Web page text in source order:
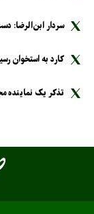
سردار ابن‌الرضا:
کارد به استخوان
تذکر یک نماینده